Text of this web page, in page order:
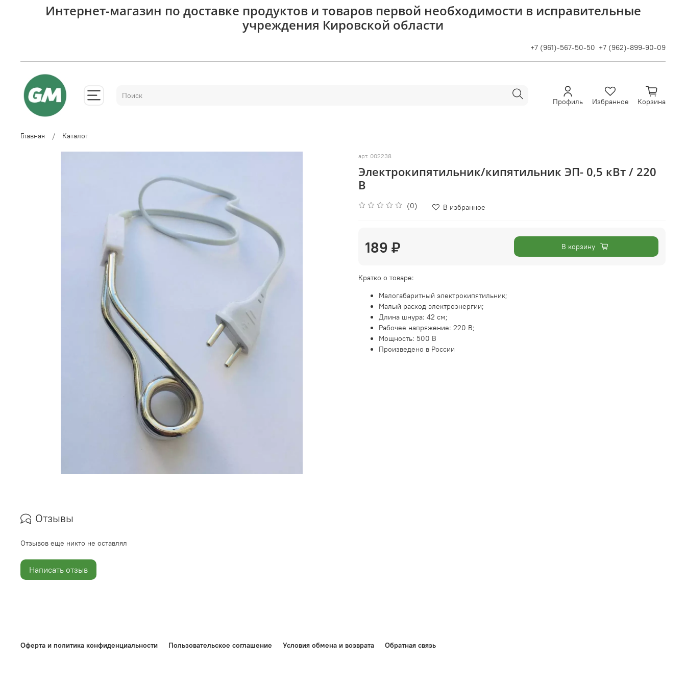
Интернет-магазин по доставке продуктов и товаров первой необходимости в исправительные
учреждения Кировской области
+7 (961)-567-50-50 +7 (962)-899-90-09
Профиль Избранное Корзина
Главная Каталог
арт. 002238
Электрокипятильник/кипятильник ЭП- 0,5 кВт / 220
В
(0) В избранное
189 ₽ В корзину
Кратко о товаре:
Малогабаритный электрокипятильник;
Малый расход электроэнергии;
Длина шнура: 42 см;
Рабочее напряжение: 220 В;
Мощность: 500 В
Произведено в России
Отзывы
Отзывов еще никто не оставлял
Написать отзыв
Оферта и политика конфиденциальности Пользовательское соглашение Условия обмена и возврата Обратная связь